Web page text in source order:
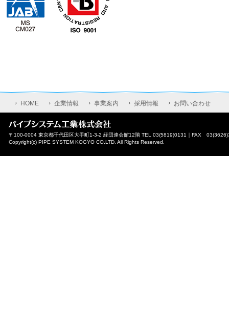
HOME 企業情報 事業案内 採用情報 お問い合わせ
〒100-0004 東京都千代田区大手町1-3-2 経団連会館12階 TEL 03(5819)0131｜FAX
Copyright(c) PIPE SYSTEM KOGYO CO,LTD. All Rights Reserved.